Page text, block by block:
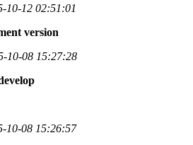
10-12 02:51:01
version
10-08 15:27:28
10-08 15:26:57